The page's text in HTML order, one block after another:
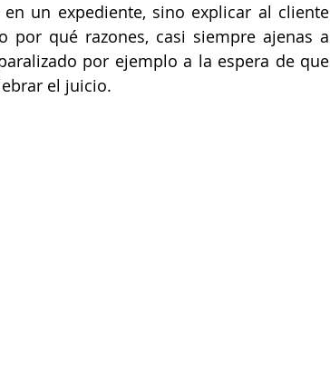
un expediente, sino explicar al cliente
por qué razones, casi siempre ajenas a
por ejemplo a la espera de que
el juicio.